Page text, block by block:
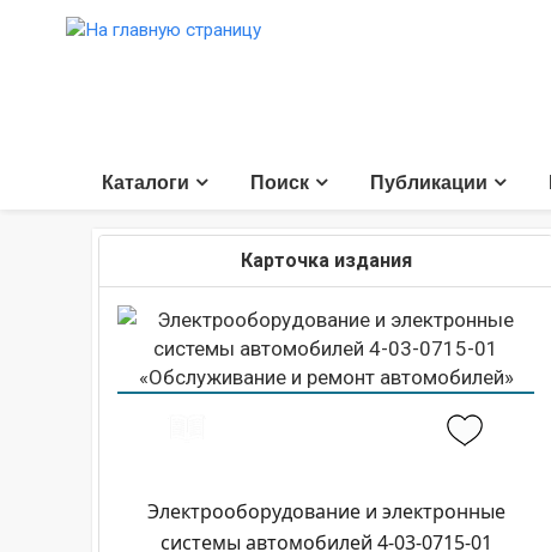
Каталоги Поиск Публикации
Карточка издания
Электрооборудование и электронные
системы автомобилей 4-03-0715-01